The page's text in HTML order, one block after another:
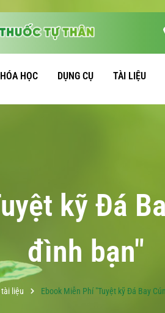
HỌC DỤNG CỤ TÀI LIỆU
kỹ Đá
đình bạn"
liệu Ebook Miễn Phí "Tuyệt kỹ Đá Bay